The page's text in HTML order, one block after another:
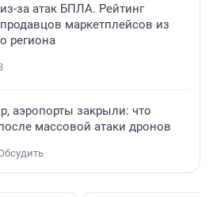
за атак БПЛА. Рейтинг
маркетплейсов из
региона
аэропорты закрыли: что
массовой атаки дронов